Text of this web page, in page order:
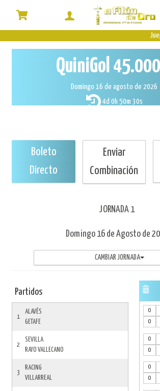
QuiniGol
Domingo 16 de agosto de 2026
4d 0h 50m 30s
Boleto
Directo
Enviar
Combinación
JORNADA 1
Domingo 16 de Agosto de
CAMBIAR JORNADA
Partidos
1
ALAVÉS
GETAFE
2
SEVILLA
RAYO VALLECANO
3
RACING
VILLARREAL
0
0
0
0
0
0